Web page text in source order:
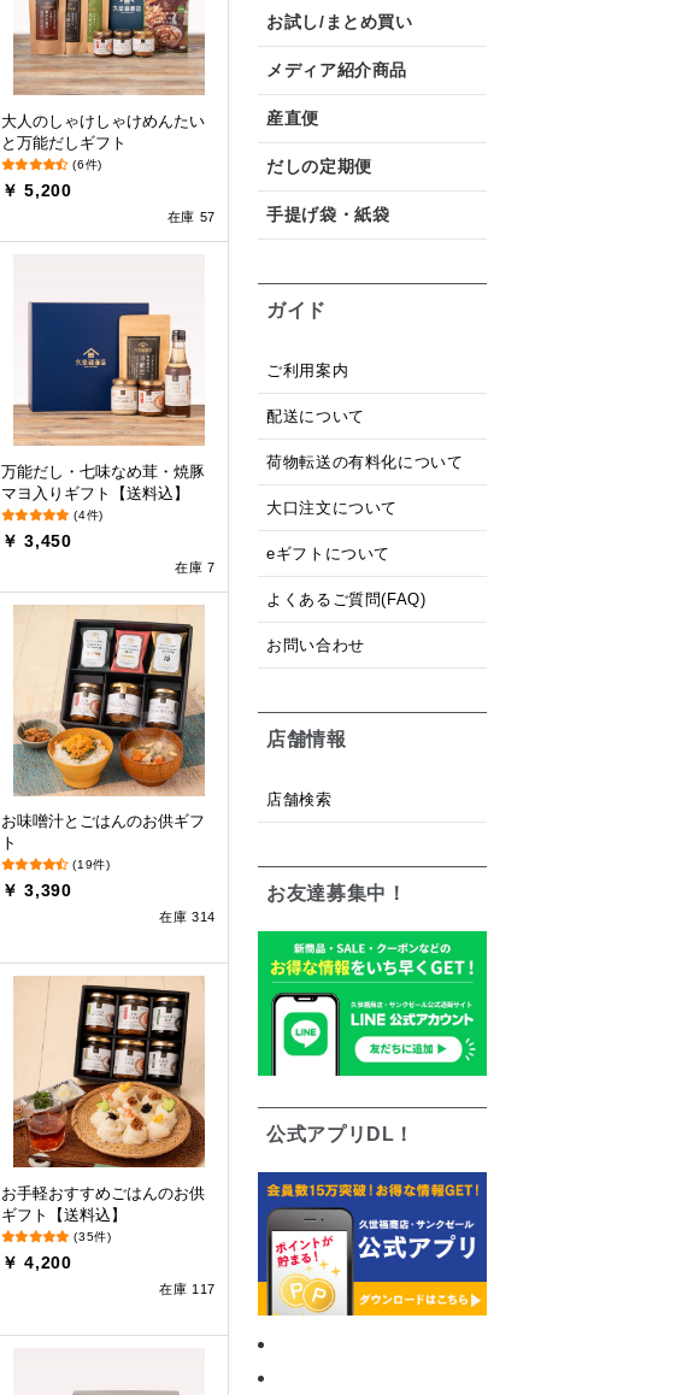
大人のしゃけしゃけめんたい
と万能だしギフト
(6件)
￥ 5,200
在庫 57
万能だし・七味なめ茸・焼豚
マヨ入りギフト【送料込】
(4件)
￥ 3,450
在庫 7
お味噌汁とごはんのお供ギフ
ト
(19件)
￥ 3,390
在庫 314
お手軽おすすめごはんのお供
ギフト【送料込】
(35件)
￥ 4,200
在庫 117
お試し/まとめ買い
メディア紹介商品
産直便
だしの定期便
手提げ袋・紙袋
ガイド
ご利用案内
配送について
荷物転送の有料化について
大口注文について
eギフトについて
よくあるご質問(FAQ)
お問い合わせ
店舗情報
店舗検索
お友達募集中！
公式アプリDL！